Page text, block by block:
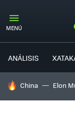
MENÚ
ANÁLISIS
HOY SE HABLA DE
China Elon